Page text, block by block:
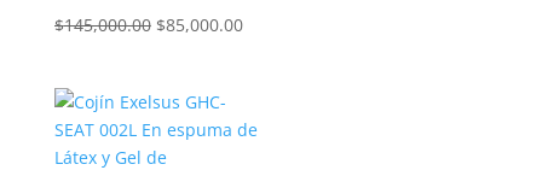
$145,000.00 El
era:
$145,000.00.
$85,000.00El
$85,000.00.